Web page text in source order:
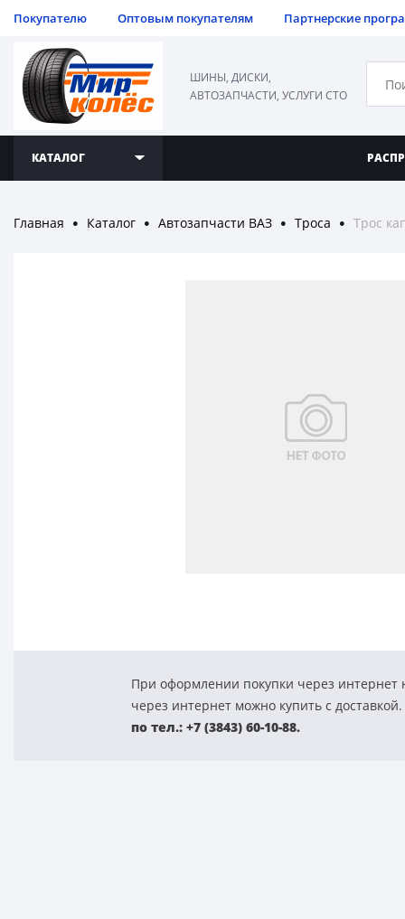
Покупателю Оптовым покупателям Партнерские
ШИНЫ, ДИСКИ,
АВТОЗАПЧАСТИ, УСЛУГИ СТО
КАТАЛОГ
Главная ● Каталог ● Автозапчасти ВАЗ ● Троса ● Трос
При оформлении покупки через интернет
через интернет можно купить с
по тел.: +7 (3843) 60-10-88.